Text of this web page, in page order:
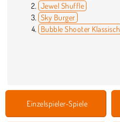
Jewel Shuffle
Sky Burger
Bubble Shooter Klassisch
Einzelspieler-Spiele